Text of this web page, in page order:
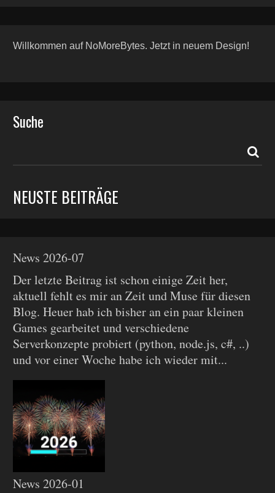
Willkommen auf NoMoreBytes. Jetzt in neuem Design!
Suche
NEUSTE BEITRÄGE
News 2026-07
Der letzte Beitrag ist schon einige Zeit her,
aktuell fehlt es mir an Zeit und Muse für diesen
Blog. Heuer hab ich bisher an ein paar kleinen
Games gearbeitet und verschiedene
Serverkonzepte probiert (python, node.js, c#, ..)
und vor einer Woche habe ich wieder mit...
News 2026-01